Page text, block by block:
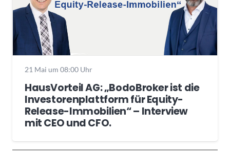
21 Mai um 08:00 Uhr
HausVorteil AG: „BodoBroker ist die
Investorenplattform für Equity-
Release-Immobilien“ – Interview
mit CEO und CFO.
Wochenrückblick